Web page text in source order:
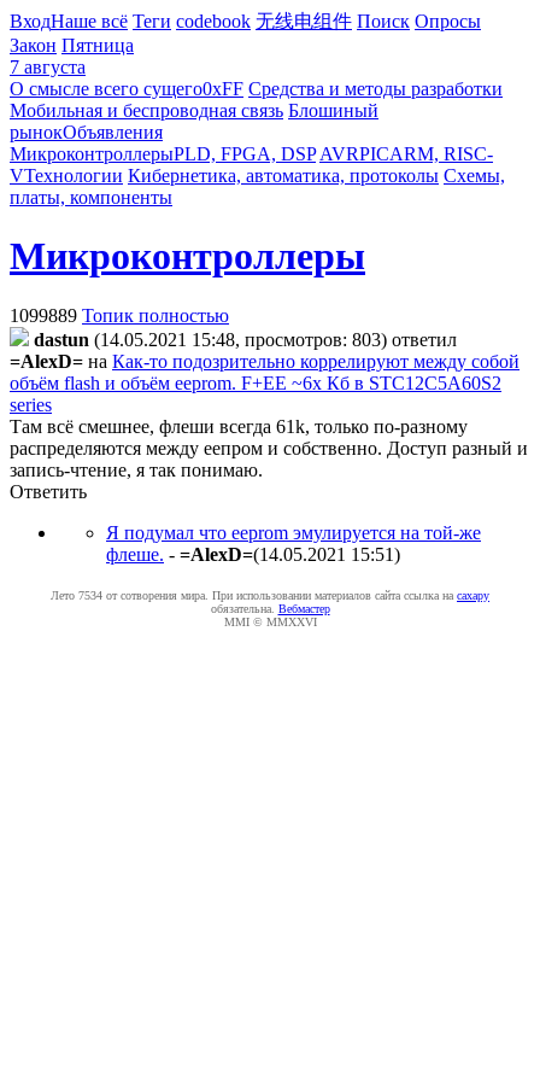
ВходНаше всё Теги codebook 无线电组件 Поиск Опросы
Закон Пятница
7 августа
О смысле всего сущего0xFF Средства и методы разработки
Мобильная и беспроводная связь Блошиный
рынокОбъявления
МикроконтроллерыPLD, FPGA, DSP AVRPICARM, RISC-
VТехнологии Кибернетика, автоматика, протоколы Схемы,
платы, компоненты
Микроконтроллеры
1099889 Топик полностью
dastun (14.05.2021 15:48, просмотров: 803) ответил
=AlexD= на Как-то подозрительно коррелируют между собой
объём flash и объём eeprom. F+EE ~6x Кб в STC12C5A60S2
series
Там всё смешнее, флеши всегда 61k, только по-разному
распределяются между еепром и собственно. Доступ разный и
запись-чтение, я так понимаю.
Ответить
Я подумал что eeprom эмулируется на той-же
флеше. - =AlexD=(14.05.2021 15:51)
Лето 7534 от сотворения мира. При использовании материалов сайта ссылка на caxapу
обязательна. Вебмастер
MMI © MMXXVI